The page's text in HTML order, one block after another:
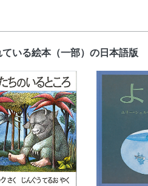
いる絵本（一部）の日本語版